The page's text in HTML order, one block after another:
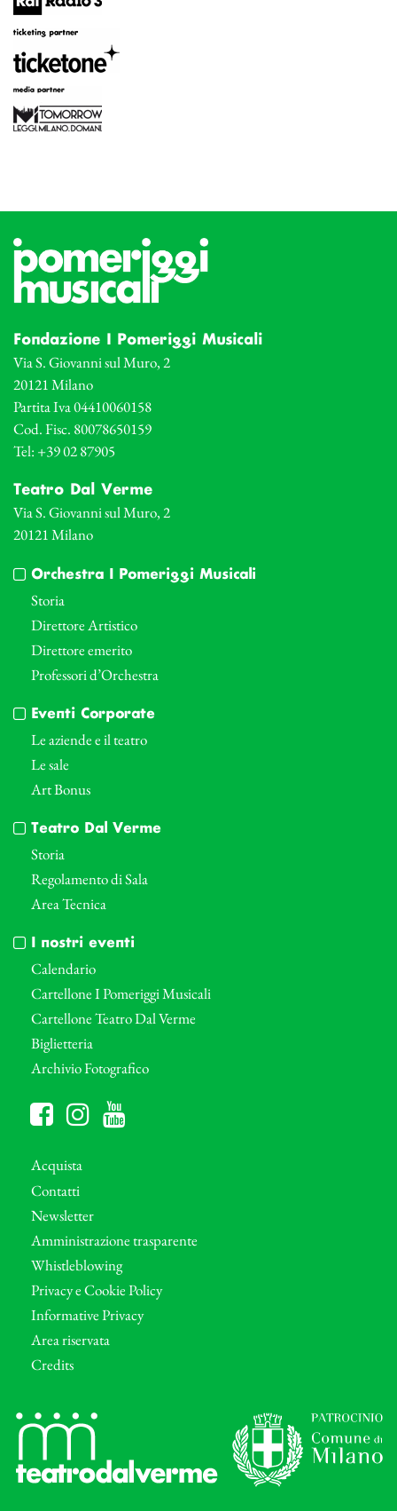
Fondazione I Pomeriggi Musicali
Via S. Giovanni sul Muro, 2
20121 Milano
Partita Iva 04410060158
Cod. Fisc. 80078650159
Tel: +39 02 87905
Teatro Dal Verme
Via S. Giovanni sul Muro, 2
20121 Milano
Orchestra I Pomeriggi Musicali
Storia
Direttore Artistico
Direttore emerito
Professori d’Orchestra
Eventi Corporate
Le aziende e il teatro
Le sale
Art Bonus
Teatro Dal Verme
Storia
Regolamento di Sala
Area Tecnica
I nostri eventi
Calendario
Cartellone I Pomeriggi Musicali
Cartellone Teatro Dal Verme
Biglietteria
Archivio Fotografico
Acquista
Contatti
Newsletter
Amministrazione trasparente
Whistleblowing
Privacy e Cookie Policy
Informative Privacy
Area riservata
Credits